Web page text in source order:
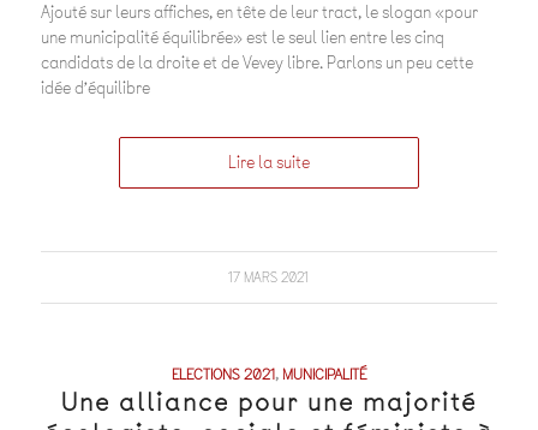
Ajouté sur leurs affiches, en tête de leur tract, le slogan «pour
une municipalité équilibrée» est le seul lien entre les cinq
candidats de la droite et de Vevey libre. Parlons un peu cette
idée d’équilibre
Lire la suite
17 MARS 2021
ELECTIONS 2021, MUNICIPALITÉ
Une alliance pour une majorité